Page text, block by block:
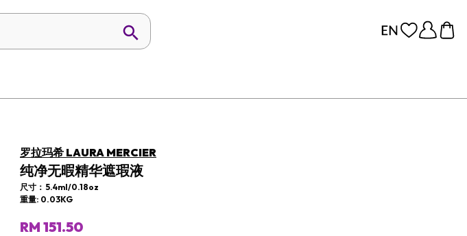
罗拉玛希 LAURA MERCIER
纯净无暇精华遮瑕液
尺寸： 5.4ml/0.18oz
重量: 0.03KG
RM 151.50